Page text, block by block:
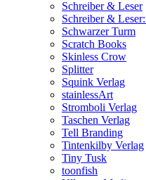
Schreiber & Leser
Schreiber &
Schwarzer Turm
Scratch Books
Skinless Crow
Splitter
Squink Verlag
stainlessArt
Stromboli Verlag
Taschen Verlag
Tell Branding
Tintenkilby Verlag
Tiny Tusk
toonfish